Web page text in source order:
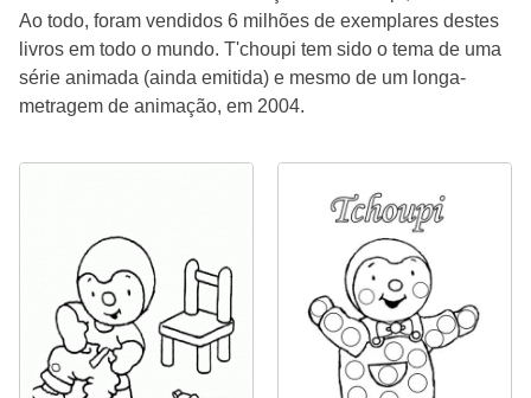
Ao todo, foram vendidos 6 milhões de exemplares destes
livros em todo o mundo. T'choupi tem sido o tema de uma
série animada (ainda emitida) e mesmo de um longa-
metragem de animação, em 2004.